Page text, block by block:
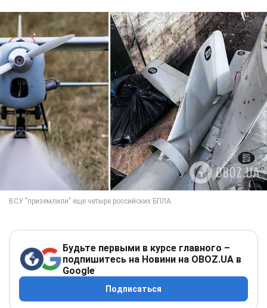
Будьте первыми в курсе главного –
подпишитесь на Новини на OBOZ.UA в
Google
Подписаться